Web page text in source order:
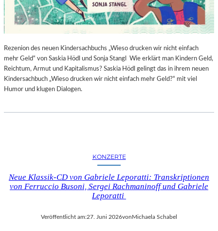
Rezenion des neuen Kindersachbuchs „Wieso drucken wir nicht einfach
mehr Geld“ von Saskia Hödl und Sonja Stangl Wie erklärt man Kindern Geld,
Reichtum, Armut und Kapitalismus? Saskia Hödl gelingt das in ihrem neuen
Kindersachbuch „Wieso drucken wir nicht einfach mehr Geld?“ mit viel
Humor und klugen Dialogen.
KONZERTE
Neue Klassik-CD von Gabriele Leporatti: Transkriptionen
von Ferruccio Busoni, Sergei Rachmaninoff und Gabriele
Leporatti
Veröffentlicht am:27. Juni 2026von Michaela Schabel